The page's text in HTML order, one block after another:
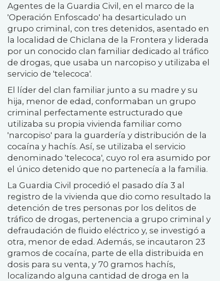
Agentes de la Guardia Civil, en el marco de la
'Operación Enfoscado' ha desarticulado un
grupo criminal, con tres detenidos, asentado en
la localidad de Chiclana de la Frontera y liderada
por un conocido clan familiar dedicado al tráfico
de drogas, que usaba un narcopiso y utilizaba el
servicio de 'telecoca'.
El líder del clan familiar junto a su madre y su
hija, menor de edad, conformaban un grupo
criminal perfectamente estructurado que
utilizaba su propia vivienda familiar como
'narcopiso' para la guardería y distribución de la
cocaína y hachís. Así, se utilizaba el servicio
denominado 'telecoca', cuyo rol era asumido por
el único detenido que no partenecía a la familia.
La Guardia Civil procedió el pasado día 3 al
registro de la vivienda que dio como resultado la
detención de tres personas por los delitos de
tráfico de drogas, pertenencia a grupo criminal y
defraudación de fluido eléctrico y, se investigó a
otra, menor de edad. Además, se incautaron 23
gramos de cocaína, parte de ella distribuida en
dosis para su venta, y 70 gramos hachís,
localizando alguna cantidad de droga en la